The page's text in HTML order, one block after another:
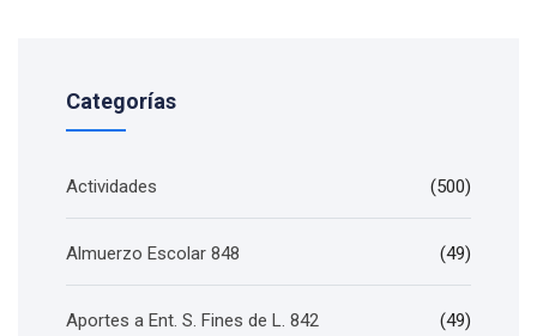
Categorías
Actividades (500)
Almuerzo Escolar 848 (49)
Aportes a Ent. S. Fines de L. 842 (49)